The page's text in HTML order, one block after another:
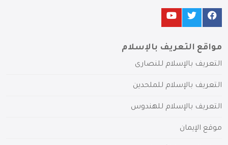
مواقع التعريف بالإسلام
التعريف بالإسلام للنصارى
التعريف بالإسلام للملحدين
التعريف بالإسلام للهندوس
موقع الإيمان